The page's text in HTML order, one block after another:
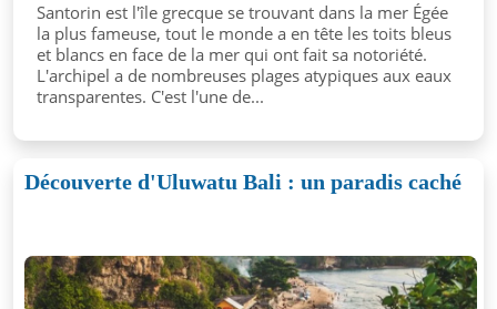
Santorin est l'île grecque se trouvant dans la mer Égée
la plus fameuse, tout le monde a en tête les toits bleus
et blancs en face de la mer qui ont fait sa notoriété.
L'archipel a de nombreuses plages atypiques aux eaux
transparentes. C'est l'une de...
Découverte d'Uluwatu Bali : un paradis caché